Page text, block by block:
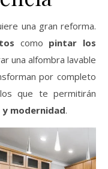
una gran reforma.
como pintar los
una alfombra lavable
por completo
que te permitirán
y modernidad.